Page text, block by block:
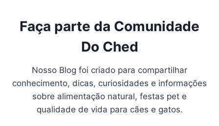
Faça parte da Comunidade
Do Ched
Nosso Blog foi criado para compartilhar
conhecimento, dicas, curiosidades e informações
sobre alimentação natural, festas pet e
qualidade de vida para cães e gatos.